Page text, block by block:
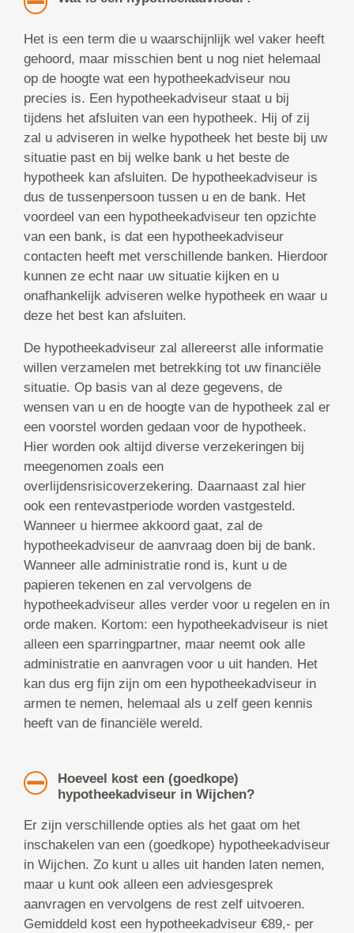
Het is een term die u waarschijnlijk wel vaker heeft
gehoord, maar misschien bent u nog niet helemaal
op de hoogte wat een hypotheekadviseur nou
precies is. Een hypotheekadviseur staat u bij
tijdens het afsluiten van een hypotheek. Hij of zij
zal u adviseren in welke hypotheek het beste bij uw
situatie past en bij welke bank u het beste de
hypotheek kan afsluiten. De hypotheekadviseur is
dus de tussenpersoon tussen u en de bank. Het
voordeel van een hypotheekadviseur ten opzichte
van een bank, is dat een hypotheekadviseur
contacten heeft met verschillende banken. Hierdoor
kunnen ze echt naar uw situatie kijken en u
onafhankelijk adviseren welke hypotheek en waar u
deze het best kan afsluiten.
De hypotheekadviseur zal allereerst alle informatie
willen verzamelen met betrekking tot uw financiële
situatie. Op basis van al deze gegevens, de
wensen van u en de hoogte van de hypotheek zal er
een voorstel worden gedaan voor de hypotheek.
Hier worden ook altijd diverse verzekeringen bij
meegenomen zoals een
overlijdensrisicoverzekering. Daarnaast zal hier
ook een rentevastperiode worden vastgesteld.
Wanneer u hiermee akkoord gaat, zal de
hypotheekadviseur de aanvraag doen bij de bank.
Wanneer alle administratie rond is, kunt u de
papieren tekenen en zal vervolgens de
hypotheekadviseur alles verder voor u regelen en in
orde maken. Kortom: een hypotheekadviseur is niet
alleen een sparringpartner, maar neemt ook alle
administratie en aanvragen voor u uit handen. Het
kan dus erg fijn zijn om een hypotheekadviseur in
armen te nemen, helemaal als u zelf geen kennis
heeft van de financiële wereld.
Hoeveel kost een (goedkope)
hypotheekadviseur in Wijchen?
Er zijn verschillende opties als het gaat om het
inschakelen van een (goedkope) hypotheekadviseur
in Wijchen. Zo kunt u alles uit handen laten nemen,
maar u kunt ook alleen een adviesgesprek
aanvragen en vervolgens de rest zelf uitvoeren.
Gemiddeld kost een hypotheekadviseur €89,- per